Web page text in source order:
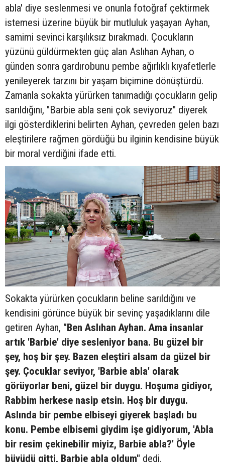
abla' diye seslenmesi ve onunla fotoğraf çektirmek
istemesi üzerine büyük bir mutluluk yaşayan Ayhan,
samimi sevinci karşılıksız bırakmadı. Çocukların
yüzünü güldürmekten güç alan Aslıhan Ayhan, o
günden sonra gardırobunu pembe ağırlıklı kıyafetlerle
yenileyerek tarzını bir yaşam biçimine dönüştürdü.
Zamanla sokakta yürürken tanımadığı çocukların gelip
sarıldığını, "Barbie abla seni çok seviyoruz" diyerek
ilgi gösterdiklerini belirten Ayhan, çevreden gelen bazı
eleştirilere rağmen gördüğü bu ilginin kendisine büyük
bir moral verdiğini ifade etti.
Sokakta yürürken çocukların beline sarıldığını ve
kendisini görünce büyük bir sevinç yaşadıklarını dile
getiren Ayhan, "Ben Aslıhan Ayhan. Ama insanlar
artık 'Barbie' diye sesleniyor bana. Bu güzel bir
şey, hoş bir şey. Bazen eleştiri alsam da güzel bir
şey. Çocuklar seviyor, 'Barbie abla' olarak
görüyorlar beni, güzel bir duygu. Hoşuma gidiyor,
Rabbim herkese nasip etsin. Hoş bir duygu.
Aslında bir pembe elbiseyi giyerek başladı bu
konu. Pembe elbisemi giydim işe gidiyorum, 'Abla
bir resim çekinebilir miyiz, Barbie abla?' Öyle
büyüdü gitti, Barbie abla oldum" dedi.